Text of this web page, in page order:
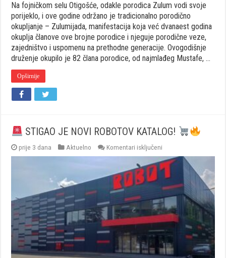
Na fojničkom selu Otigošće, odakle porodica Zulum vodi svoje
porijeklo, i ove godine održano je tradicionalno porodično
okupljanje – Zulumijada, manifestacija koja već dvanaest godina
okuplja članove ove brojne porodice i njeguje porodične veze,
zajedništvo i uspomenu na prethodne generacije. Ovogodišnje
druženje okupilo je 82 člana porodice, od najmlađeg Mustafe, …
Opširnije
STIGAO JE NOVI ROBOTOV KATALOG!
prije 3 dana Aktuelno Komentari isključeni
STIGAO
JE
NOVI
ROBOTOV
KATALOG!